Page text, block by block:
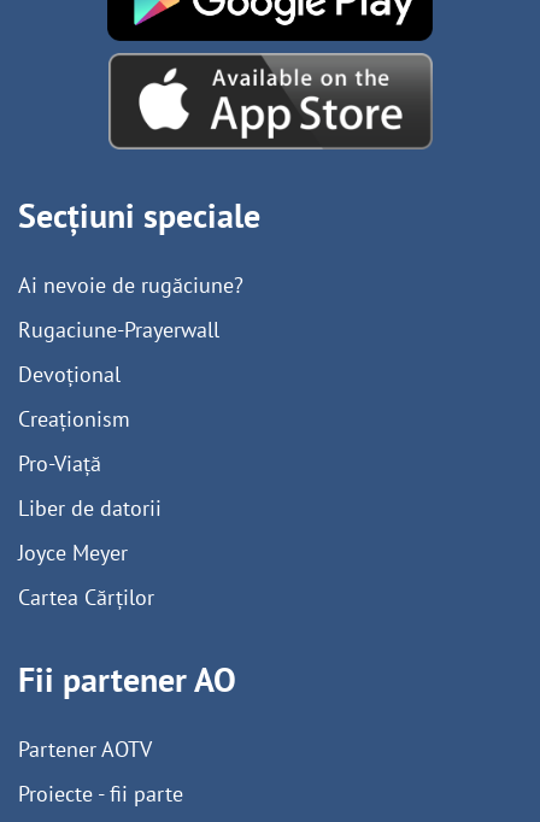
Secțiuni speciale
Ai nevoie de rugăciune?
Rugaciune-Prayerwall
Devoțional
Creaționism
Pro-Viață
Liber de datorii
Joyce Meyer
Cartea Cărților
Fii partener AO
Partener AOTV
Proiecte - fii parte